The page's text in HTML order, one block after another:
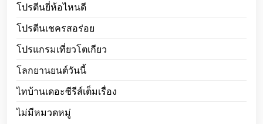
โปรตีนยี่ห้อไหนดี
โปรตีนเชครสอร่อย
โปรแกรมเที่ยวโตเกียว
โลกยานยนต์วันนี้
ไทบ้านเดอะซีรีส์เต็มเรื่อง
ไม่มีหมวดหมู่